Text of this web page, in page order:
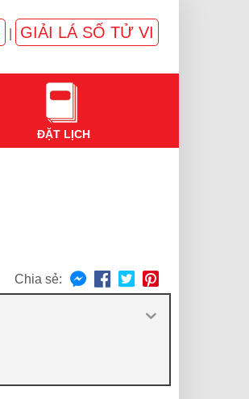
GIẢI LÁ SỐ TỬ VI
ĐẶT LỊCH
Chia sẻ: